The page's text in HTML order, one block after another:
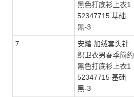
黑色打底衫上衣1
52347715 基础
黑-3
7
安踏 加绒套头针
织卫衣男春季简约
黑色打底衫上衣1
52347715 基础
黑-3